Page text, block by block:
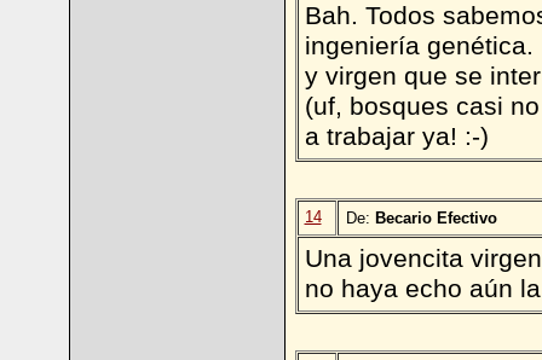
Bah. Todos
ingeniería
y virgen que se
(uf, bosques casi
a trabajar ya! :-)
14 De: Becario Efectivo
Una jovencita
no haya echo aún